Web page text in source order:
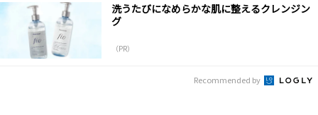
洗うたびになめらかな肌に整えるクレンジン
グ
（PR）
Recommended by